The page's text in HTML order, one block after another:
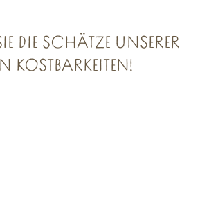
DIE SCHÄTZE UNSERER
KOSTBARKEITEN!